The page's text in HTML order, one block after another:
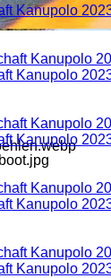
Kanupolo
Kanupolo
Kanupolo
Kanupolo
Kanupolo